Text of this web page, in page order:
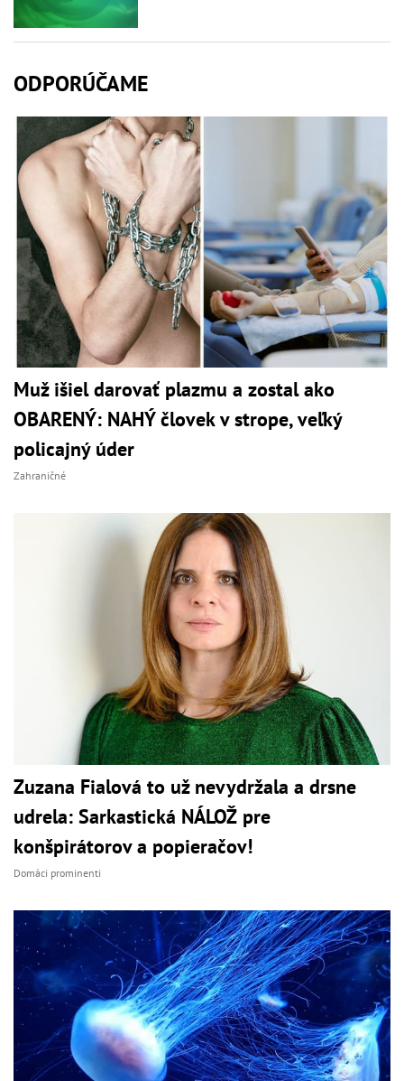
ODPORÚČAME
Muž išiel darovať plazmu a zostal ako
OBARENÝ: NAHÝ človek v strope, veľký
policajný úder
Zahraničné
Zuzana Fialová to už nevydržala a drsne
udrela: Sarkastická NÁLOŽ pre
konšpirátorov a popieračov!
Domáci prominenti